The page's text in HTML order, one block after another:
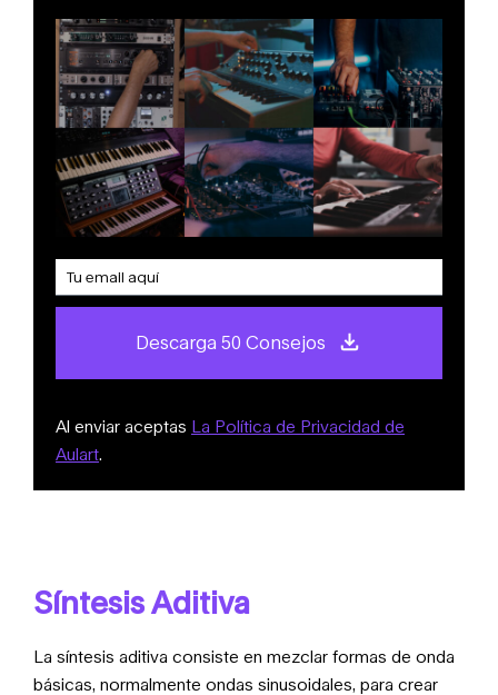
Descarga 50 Consejos
Al enviar aceptas La Política de Privacidad de
Aulart.
Síntesis Aditiva
La síntesis aditiva consiste en mezclar formas de onda
básicas, normalmente ondas sinusoidales, para crear